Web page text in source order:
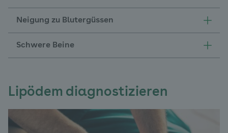
Neigung zu Blutergüssen
Schwere Beine
Lipödem diagnostizieren